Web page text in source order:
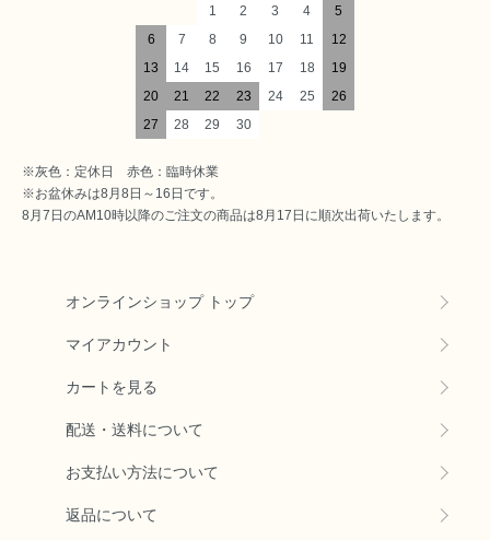
1
2 3 4
5
6
7 8 9 10 11
12
13
14 15 16 17 18
19
20
21 22 23 24 25
26
27
28 29 30
※灰色：定休日 赤色：臨時休業
※お盆休みは8月8日～16日です。
8月7日のAM10時以降のご注文の商品は8月17日に順次出荷いたします。
オンラインショップ トップ
マイアカウント
カートを見る
配送・送料について
お支払い方法について
返品について